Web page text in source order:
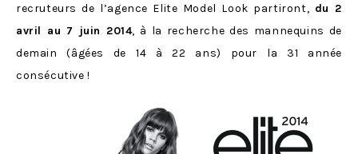
recruteurs de l’agence Elite Model Look partiront, du 2
avril au 7 juin 2014, à la recherche des mannequins de
demain (âgées de 14 à 22 ans) pour la 31 année
consécutive !